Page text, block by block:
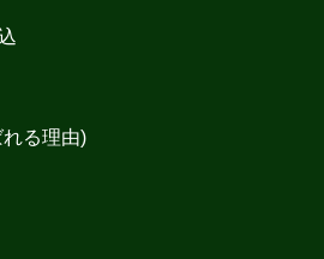
る理由)